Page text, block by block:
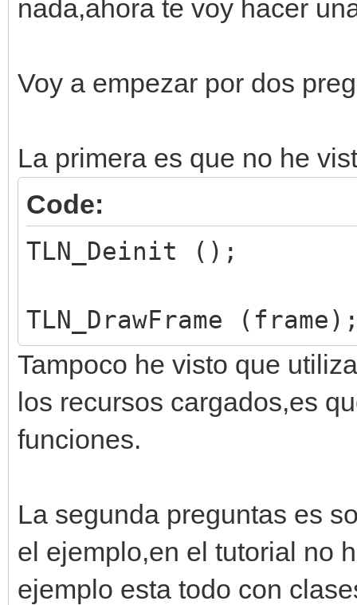
nada,ahora te voy hacer
Voy a empezar por dos
La primera es que no he
Code:
TLN_Deinit ();
TLN_DrawFrame
Tampoco he visto que
los recursos cargados,es
funciones.
La segunda preguntas es
el ejemplo,en el tutorial no
ejemplo esta todo con